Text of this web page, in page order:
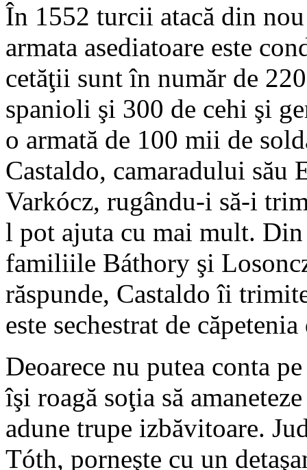
În 1552 turcii atacă din
armata asediatoare este
cetăţii sunt în număr de
spanioli şi 300 de cehi şi
o armată de 100 mii de
Castaldo, camaradului său
Varkócz, rugându-i să-i
l pot ajuta cu mai mult.
familiile Báthory şi
răspunde, Castaldo îi
este sechestrat de
Deoarece nu putea conta
îşi roagă soţia să
adune trupe izbăvitoare.
Tóth, porneşte cu un